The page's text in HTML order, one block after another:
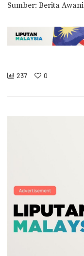
Sumber: Berita Awani
237 0